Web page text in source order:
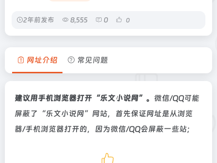
2年前发布 8,555 0 0
网址介绍 常见问题
建议用手机浏览器打开“乐文小说网”。 微信/QQ可能
屏蔽了“乐文小说网”网站，首先保证网址是从浏览
器/手机浏览器打开的，因为微信/QQ会屏蔽一些站；